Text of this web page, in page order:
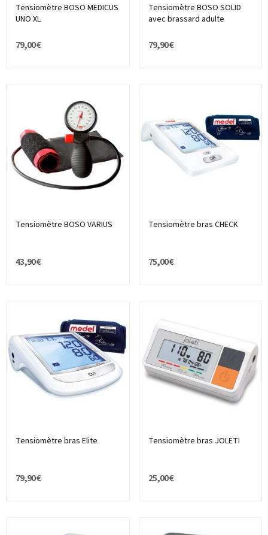
Tensiomètre BOSO MEDICUS
UNO XL
79,00 €
Tensiomètre BOSO SOLID
avec brassard adulte
79,90 €
Tensiomètre BOSO VARIUS
43,90 €
Tensiomètre bras CHECK
75,00 €
Tensiomètre bras Elite
79,90 €
Tensiomètre bras JOLETI
25,00 €